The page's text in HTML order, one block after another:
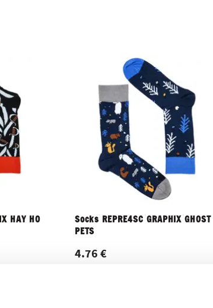
HAY HO
Socks REPRE4SC GRAPHIX GHOST
PETS
4.76 €